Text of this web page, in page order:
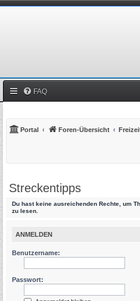
FAQ
Portal Foren-Übersicht
Streckentipps
Du hast keine ausreichenden Rechte, um
zu lesen.
ANMELDEN
Benutzername:
Passwort: